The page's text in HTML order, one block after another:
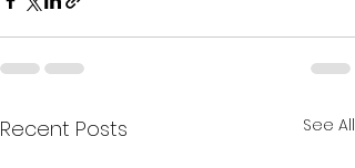
Recent Posts See All